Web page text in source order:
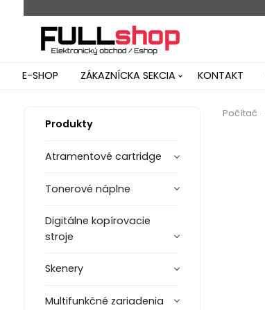
E-SHOP ZÁKAZNÍCKA SEKCIA KONTAKT
Produkty
Atramentové cartridge
Tonerové náplne
Digitálne kopírovacie
stroje
Skenery
Multifunkčné zariadenia
Počítač